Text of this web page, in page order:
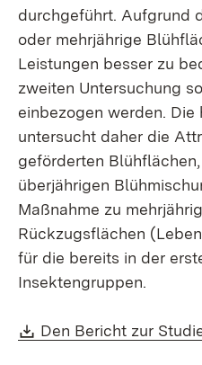
durchgeführt. Aufgrund
oder mehrjährige
Leistungen besser zu
zweiten Untersuchung
einbezogen werden.
untersucht daher die
geförderten
überjährigen
Maßnahme zu
Rückzugsflächen
für die bereits in der
Insektengruppen.
Download:
Den Bericht zur